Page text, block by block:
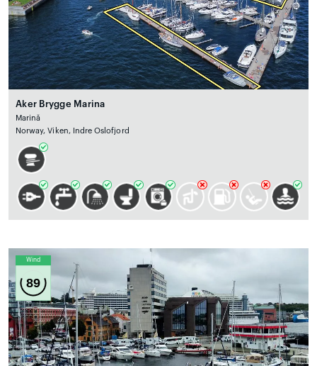
Aker Brygge Marina
Marină
Norway, Viken, Indre Oslofjord
Wind
89